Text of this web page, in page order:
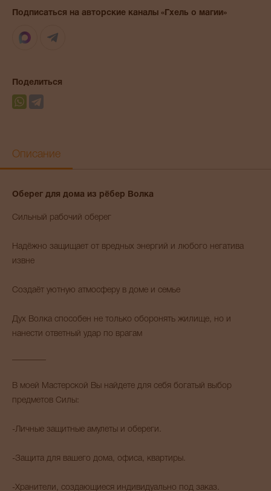
Подписаться на авторские каналы «Гхель о магии»
Max
Поделиться
Описание
Оберег для дома из рёбер Волка
Сильный рабочий оберег
Надёжно защищает от вредных энергий и любого негатива
извне
Создаёт уютную атмосферу в доме и семье
Дух Волка способен не только оборонять жилище, но и
нанести ответный удар по врагам
В моей Мастерской Вы найдете для себя богатый выбор
предметов Силы:
-Личные защитные амулеты и обереги.
-Защита для вашего дома, офиса, квартиры.
-Хранители, создающиеся индивидуально под заказ.